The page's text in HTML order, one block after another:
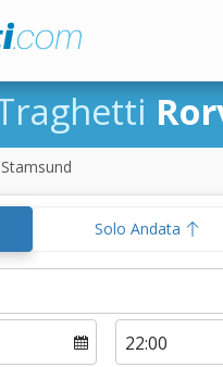
Solo Andata